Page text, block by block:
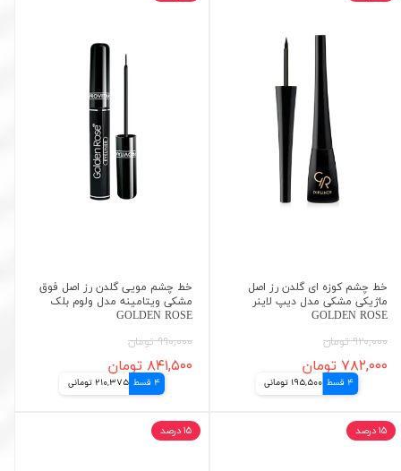
خط چشم کوزه ای گلدن رز اصل
ماژیکی مشکی مدل دیپ لاینر
GOLDEN ROSE
۹۲۰,۰۰۰ تومان
۷۸۲,۰۰۰ تومان
4 قسط 195,500 تومانی
خط چشم مویی گلدن رز اصل فوق
مشکی ویتامینه مدل ولوم بلک
GOLDEN ROSE
۹۹۰,۰۰۰ تومان
۸۴۱,۵۰۰ تومان
4 قسط 210,375 تومانی
۱۵ درصد ۱۵ درصد